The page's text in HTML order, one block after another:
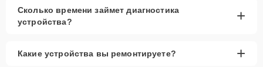
Сколько времени займет диагностика
устройства?
+
Какие устройства вы ремонтируете? +